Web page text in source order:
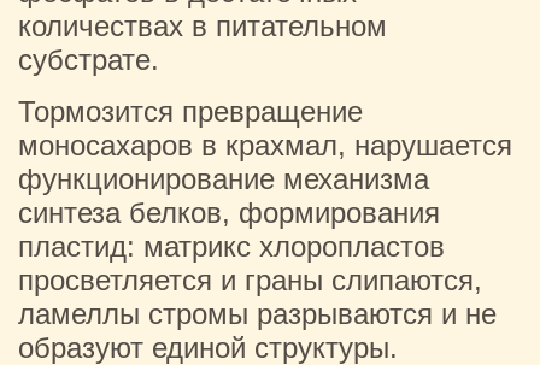
количествах в питательном
субстрате.
Тормозится превращение
моносахаров в крахмал, нарушается
функционирование механизма
синтеза белков, формирования
пластид: матрикс хлоропластов
просветляется и граны слипаются,
ламеллы стромы разрываются и не
образуют единой структуры.